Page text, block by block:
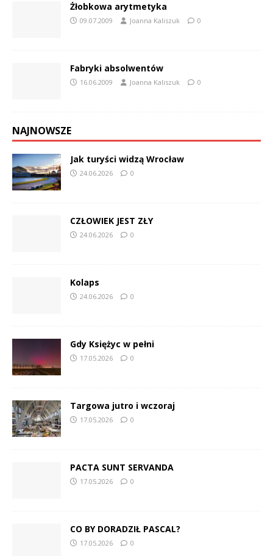
Żłobkowa arytmetyka
09.07.2009 Joanna Kaliszuk 0
Fabryki absolwentów
16.06.2009 Joanna Kaliszuk 0
NAJNOWSZE
Jak turyści widzą Wrocław
24.06.2026 0
CZŁOWIEK JEST ZŁY
24.06.2026 0
Kolaps
24.06.2026 0
Gdy Księżyc w pełni
17.05.2026 0
Targowa jutro i wczoraj
17.05.2026 0
PACTA SUNT SERVANDA
17.05.2026 0
CO BY DORADZIŁ PASCAL?
17.05.2026 0